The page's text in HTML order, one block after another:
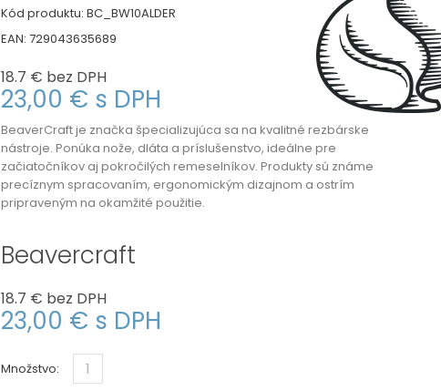
Kód produktu: BC_BW10ALDER
EAN: 729043635689
18.7 € bez DPH
23,00 € s DPH
BeaverCraftje značka špecializujúca sa na kvalitné rezbárske
nástroje. Ponúka nože, dláta a príslušenstvo, ideálne pre
začiatočníkov aj pokročilých remeselníkov. Produkty sú známe
precíznym spracovaním, ergonomickým dizajnom a ostrím
pripraveným na okamžité použitie.
Beavercraft
18.7 € bez DPH
23,00 € s DPH
Množstvo: